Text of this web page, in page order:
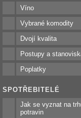
Víno
Vybrané komodity
Dvojí kvalita
Postupy a
Poplatky
SPOTŘEBITELÉ
Jak se vyznat na
potravin